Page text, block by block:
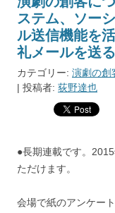
ステム、ソー
ル送信機能を
礼メールを送る
カテゴリー: 演劇の創
| 投稿者: 荻野達也
●長期連載です。
ただけます。
会場で紙のアンケー